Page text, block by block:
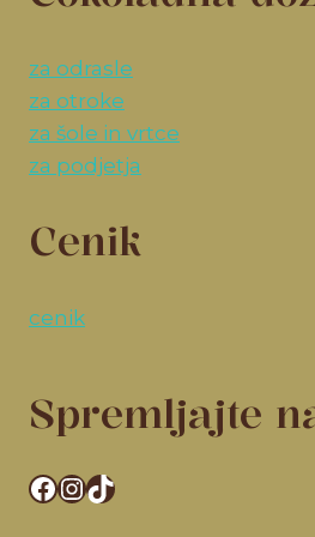
za odrasle
za otroke
za šole in vrtce
za podjetja
Cenik
cenik
Spremljajte
Facebook
Instagram
TikTok